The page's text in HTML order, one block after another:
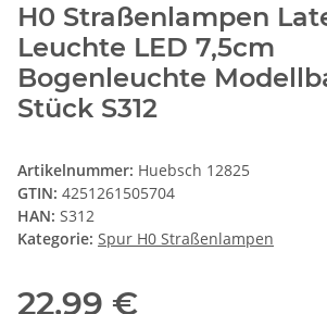
H0 Straßenlampen
Leuchte LED 7,5cm
Bogenleuchte
Stück S312
Artikelnummer: Huebsch 12825
GTIN: 4251261505704
HAN: S312
Kategorie: Spur H0 Straßenlampen
22,99 €